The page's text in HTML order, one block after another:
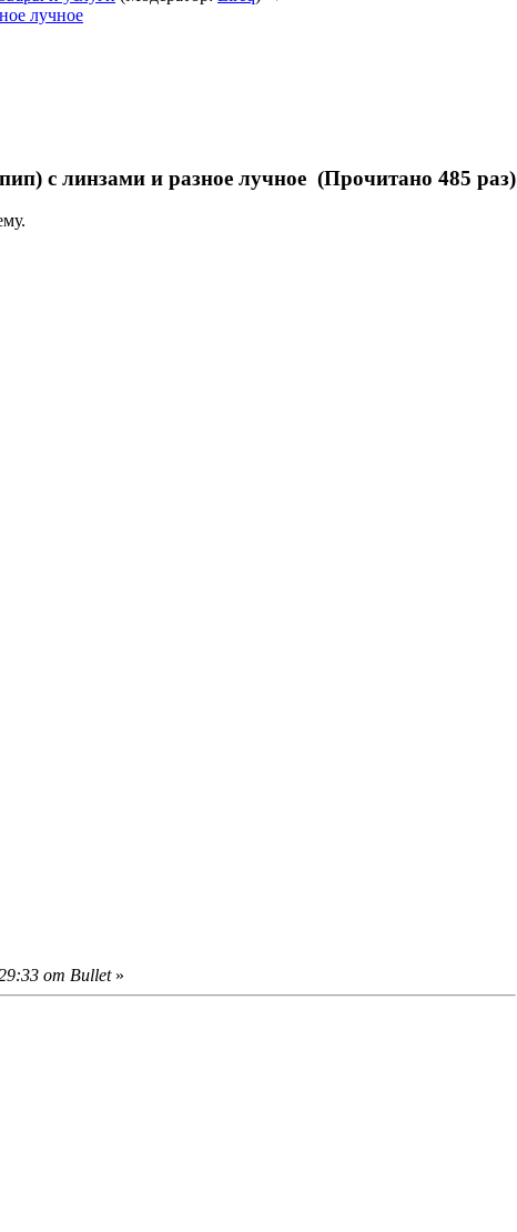
лучное
с линзами и разное лучное (Прочитано 485 раз)
от Bullet»